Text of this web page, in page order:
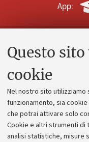
Questo
cookie
Nel nostro sito utilizziamo
funzionamento, sia
che potrai attivare solo
Cookie e altri strumenti
analisi statistiche, misure
App: